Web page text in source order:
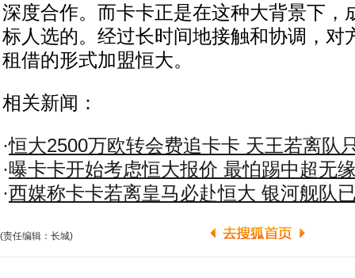
深度合作。而卡卡正是在这种大背景下，
标人选的。经过长时间地接触和协调，对
租借的形式加盟恒大。
相关新闻：
·恒大2500万欧转会费追卡卡 天王若离队
·曝卡卡开始考虑恒大报价 最怕踢中超无
·西媒称卡卡若离皇马必赴恒大 银河舰队
(责任编辑：长城)